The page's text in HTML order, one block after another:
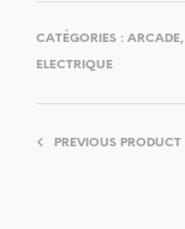
CATÉGORIES : ARCADE,
ELECTRIQUE
PREVIOUS PRODUCT